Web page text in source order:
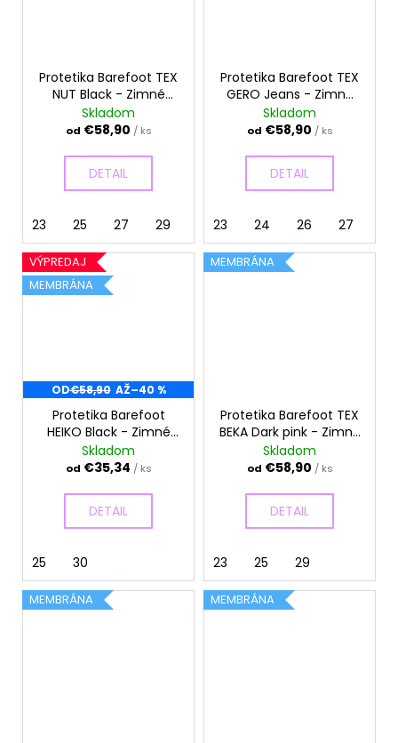
Protetika Barefoot TEX
NUT Black - Zimné
topánky
Skladom
od €58,90 / ks
DETAIL
23 25 27 29
Protetika Barefoot TEX
GERO Jeans - Zimné
topánky
Skladom
od €58,90 / ks
DETAIL
23 24 26 27
VÝPREDAJ
MEMBRÁNA
OD€58,90 AŽ–40 %
Protetika Barefoot
HEIKO Black - Zimné
topánky
Skladom
od €35,34 / ks
DETAIL
25 30
MEMBRÁNA
Protetika Barefoot TEX
BEKA Dark pink - Zimné
topánky
Skladom
od €58,90 / ks
DETAIL
23 25 29
MEMBRÁNA MEMBRÁNA